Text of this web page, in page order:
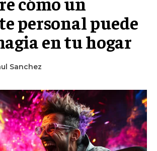
personal puede
en tu hogar
Sanchez